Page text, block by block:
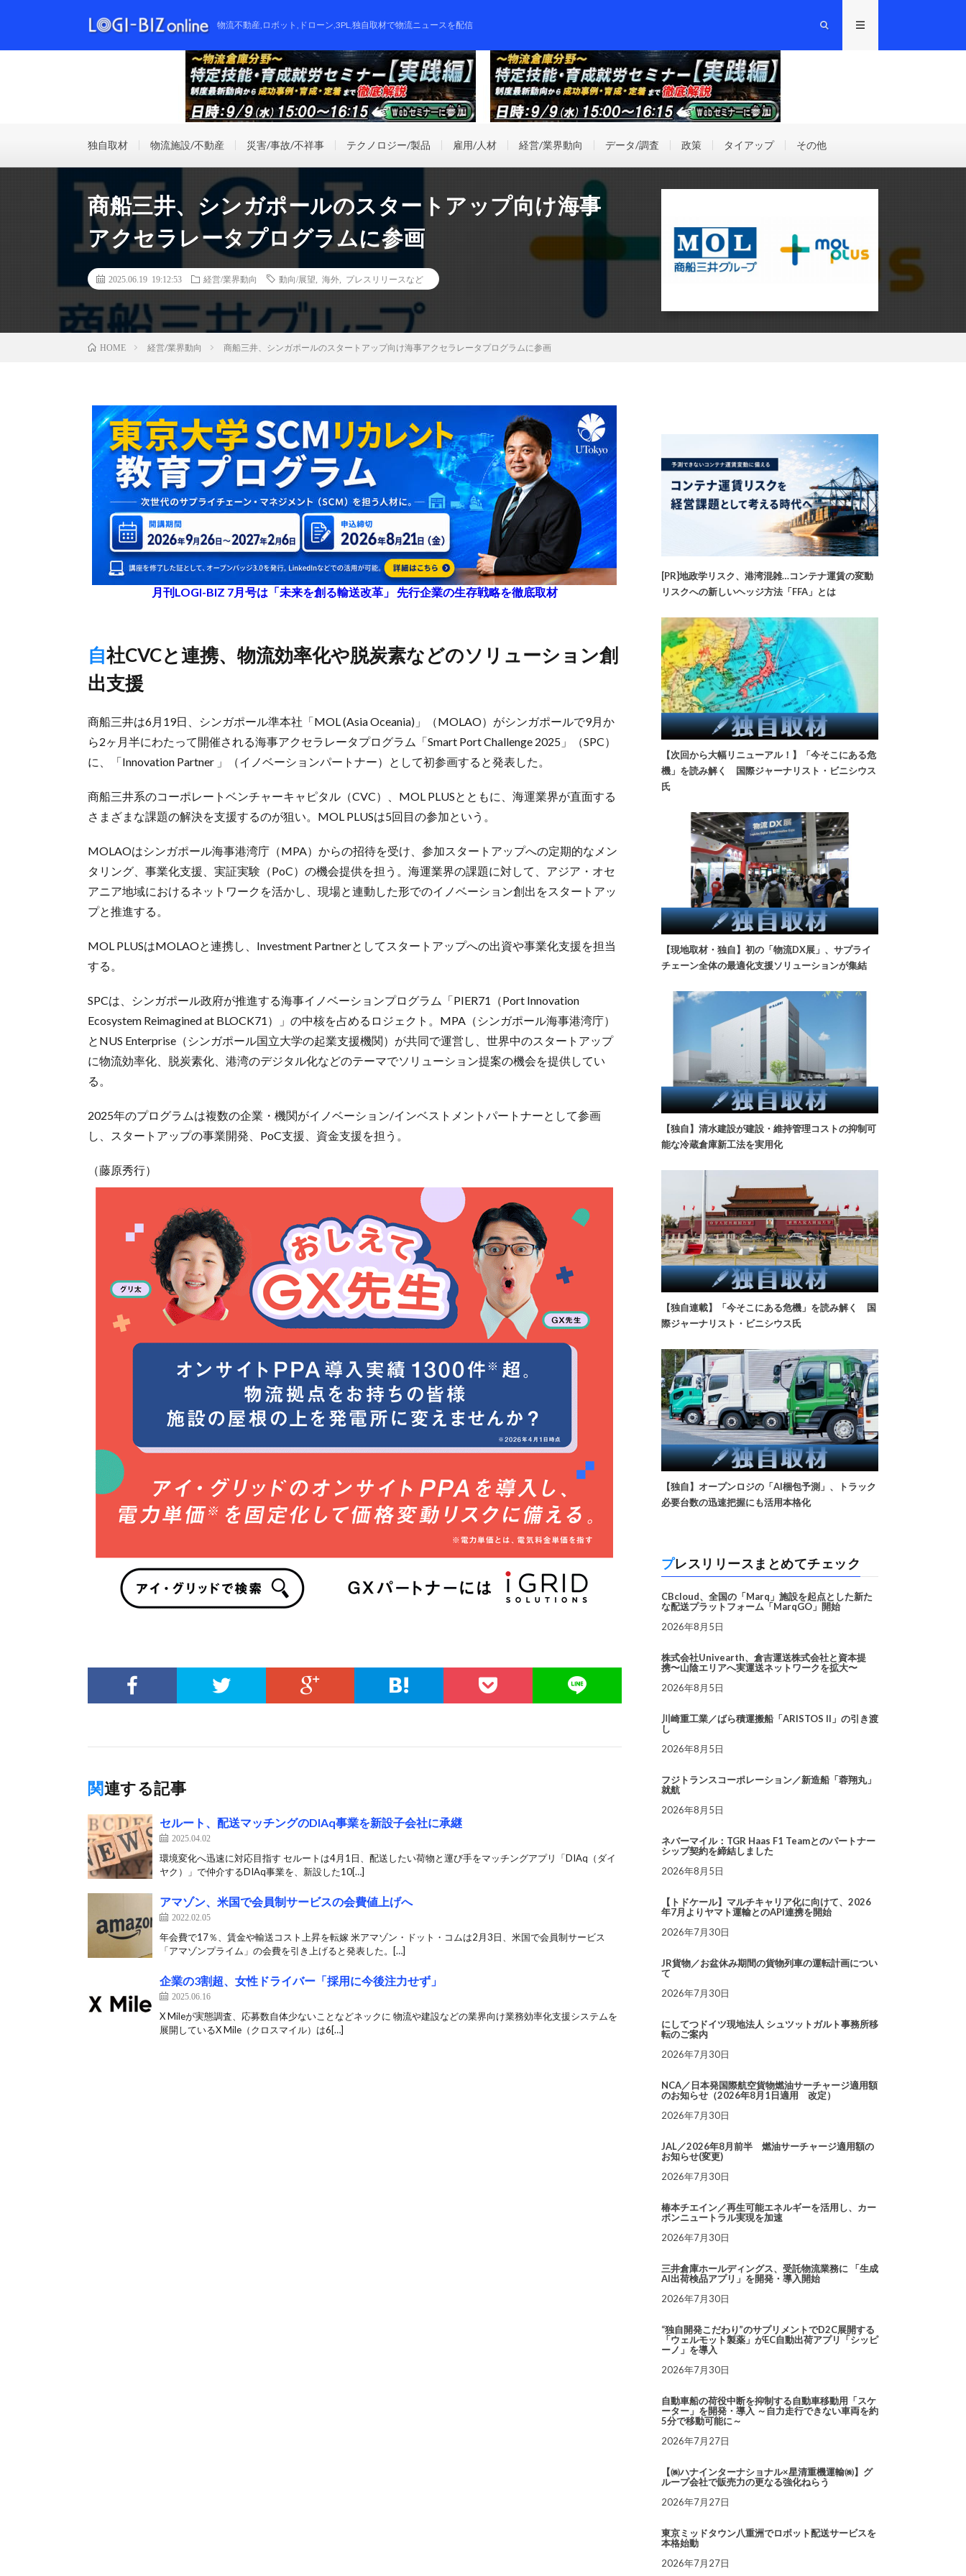
物流不動産,ロボット,ドローン,3PL,独自取材で物流ニュースを配信
独自取材 物流施設/不動産 災害/事故/不祥事 テクノロジー/製品 雇用/人材 経営/業界動向 データ/調査 政策 タイアップ その他
商船三井、シンガポールのスタートアップ向け海事
アクセラレータプログラムに参画
2025.06.19 19:12:53 経営/業界動向 動向/展望 海外 プレスリリースなど
HOME 経営/業界動向 商船三井、シンガポールのスタートアップ向け海事アクセラレータプログラムに参画
月刊LOGI-BIZ 7月号は「未来を創る輸送改革」 先行企業の生存戦略を徹底取材
自社CVCと連携、物流効率化や脱炭素などのソリューション創
出支援
商船三井は6月19日、シンガポール準本社「MOL (Asia Oceania)」（MOLAO）がシンガポールで9月か
ら2ヶ月半にわたって開催される海事アクセラレータプログラム「Smart Port Challenge 2025」（SPC）
に、「Innovation Partner 」（イノベーションパートナー）として初参画すると発表した。
商船三井系のコーポレートベンチャーキャピタル（CVC）、MOL PLUSとともに、海運業界が直面する
さまざまな課題の解決を支援するのが狙い。MOL PLUSは5回目の参加という。
MOLAOはシンガポール海事港湾庁（MPA）からの招待を受け、参加スタートアップへの定期的なメン
タリング、事業化支援、実証実験（PoC）の機会提供を担う。海運業界の課題に対して、アジア・オセ
アニア地域におけるネットワークを活かし、現場と連動した形でのイノベーション創出をスタートアッ
プと推進する。
MOL PLUSはMOLAOと連携し、Investment Partnerとしてスタートアップへの出資や事業化支援を担当
する。
SPCは、シンガポール政府が推進する海事イノベーションプログラム「PIER71（Port Innovation
Ecosystem Reimagined at BLOCK71）」の中核を占めるロジェクト。MPA（シンガポール海事港湾庁）
とNUS Enterprise（シンガポール国立大学の起業支援機関）が共同で運営し、世界中のスタートアップ
に物流効率化、脱炭素化、港湾のデジタル化などのテーマでソリューション提案の機会を提供してい
る。
2025年のプログラムは複数の企業・機関がイノベーション/インベストメントパートナーとして参画
し、スタートアップの事業開発、PoC支援、資金支援を担う。
（藤原秀行）
関連する記事
セルート、配送マッチングのDIAq事業を新設子会社に承継
2025.04.02
環境変化へ迅速に対応目指す セルートは4月1日、配送したい荷物と運び手をマッチングアプリ「DIAq（ダイ
ヤク）」で仲介するDIAq事業を、新設した10[…]
アマゾン、米国で会員制サービスの会費値上げへ
2022.02.05
年会費で17％、賃金や輸送コスト上昇を転嫁 米アマゾン・ドット・コムは2月3日、米国で会員制サービス
「アマゾンプライム」の会費を引き上げると発表した。[…]
企業の3割超、女性ドライバー「採用に今後注力せず」
2025.06.16
X Mileが実態調査、応募数自体少ないことなどネックに 物流や建設などの業界向け業務効率化支援システムを
展開しているX Mile（クロスマイル）は6[…]
[PR]地政学リスク、港湾混雑…コンテナ運賃の変動
リスクへの新しいヘッジ方法「FFA」とは
【次回から大幅リニューアル！】「今そこにある危
機」を読み解く 国際ジャーナリスト・ビニシウス
氏
【現地取材・独自】初の「物流DX展」、サプライ
チェーン全体の最適化支援ソリューションが集結
【独自】清水建設が建設・維持管理コストの抑制可
能な冷蔵倉庫新工法を実用化
【独自連載】「今そこにある危機」を読み解く 国
際ジャーナリスト・ビニシウス氏
【独自】オープンロジの「AI梱包予測」、トラック
必要台数の迅速把握にも活用本格化
プレスリリースまとめてチェック
CBcloud、全国の「Marq」施設を起点とした新た
な配送プラットフォーム「MarqGO」開始
2026年8月5日
株式会社Univearth、倉吉運送株式会社と資本提
携〜山陰エリアへ実運送ネットワークを拡大〜
2026年8月5日
川崎重工業／ばら積運搬船「ARISTOS II」の引き渡
し
2026年8月5日
フジトランスコーポレーション／新造船「蓉翔丸」
就航
2026年8月5日
ネバーマイル：TGR Haas F1 Teamとのパートナー
シップ契約を締結しました
2026年8月5日
【トドケール】マルチキャリア化に向けて、2026
年7月よりヤマト運輸とのAPI連携を開始
2026年7月30日
JR貨物／お盆休み期間の貨物列車の運転計画につい
て
2026年7月30日
にしてつドイツ現地法人 シュツットガルト事務所移
転のご案内
2026年7月30日
NCA／日本発国際航空貨物燃油サーチャージ適用額
のお知らせ（2026年8月1日適用 改定）
2026年7月30日
JAL／2026年8月前半 燃油サーチャージ適用額の
お知らせ(変更)
2026年7月30日
椿本チエイン／再生可能エネルギーを活用し、カー
ボンニュートラル実現を加速
2026年7月30日
三井倉庫ホールディングス、受託物流業務に 「生成
AI出荷検品アプリ」を開発・導入開始
2026年7月30日
“独自開発こだわり”のサプリメントでD2C展開する
「ウェルモット製薬」がEC自動出荷アプリ「シッピ
ーノ」を導入
2026年7月30日
自動車船の荷役中断を抑制する自動車移動用「スケ
ーター」を開発・導入 ～自力走行できない車両を約
5分で移動可能に～
2026年7月27日
【㈱ハナインターナショナル×星清重機運輸㈱】グ
ループ会社で販売力の更なる強化ねらう
2026年7月27日
東京ミッドタウン八重洲でロボット配送サービスを
本格始動
2026年7月27日